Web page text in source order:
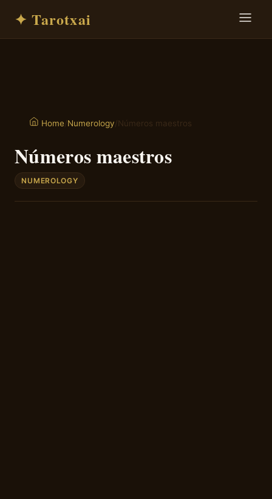
✦ Tarotxai
Home/Numerology/Números maestros
Números maestros
NUMEROLOGY